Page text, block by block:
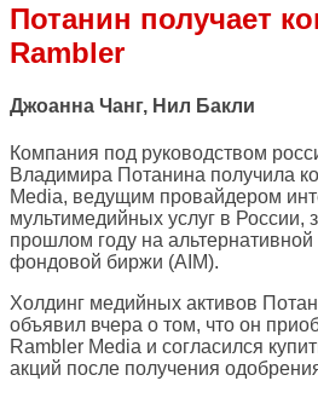
Потанин получает
Rambler
Джоанна Чанг, Нил Бакли
Компания под руководством
Владимира Потанина получила
Media, ведущим провайдером
мультимедийных услуг в России,
прошлом году на
фондовой биржи (AIM).
Холдинг медийных активов
объявил вчера о том, что он
Rambler Media и согласился
акций после получения